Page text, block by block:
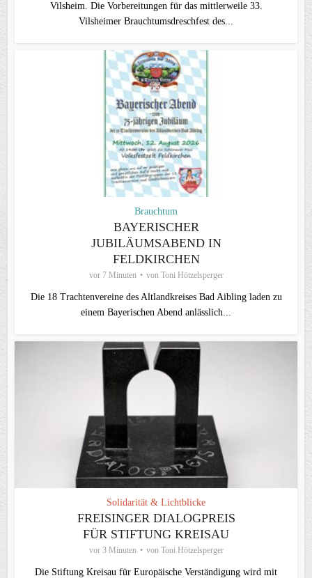
Vilsheim. Die Vorbereitungen für das mittlerweile 33.
Vilsheimer Brauchtumsdreschfest des...
Brauchtum
BAYERISCHER
JUBILÄUMSABEND IN
FELDKIRCHEN
vor 7 Minuten von Toni Hötzelsperger
Die 18 Trachtenvereine des Altlandkreises Bad Aibling laden zu
einem Bayerischen Abend anlässlich...
Solidarität & Lichtblicke
FREISINGER DIALOGPREIS
FÜR STIFTUNG KREISAU
vor 3 Minuten von Toni Hötzelsperger
Die Stiftung Kreisau für Europäische Verständigung wird mit